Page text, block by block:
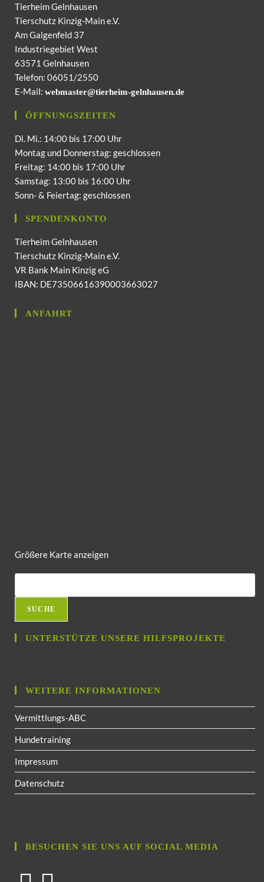
Tierheim Gelnhausen
Tierschutz Kinzig-Main e.V.
Am Galgenfeld 37
Industriegebiet West
63571 Gelnhausen
Telefon: 06051/2550
E-Mail: webmaster@tierheim-gelnhausen.de
ÖFFNUNGSZEITEN
Di. Mi.: 14:00 bis 17:00 Uhr
Montag und Donnerstag: geschlossen
Freitag: 14:00 bis 17:00 Uhr
Samstag: 13:00 bis 16:00 Uhr
Sonn- & Feiertag: geschlossen
SPENDENKONTO
Tierheim Gelnhausen
Tierschutz Kinzig-Main e.V.
VR Bank Main Kinzig eG
IBAN: DE73506616390003663027
ANFAHRT
Größere Karte anzeigen
SUCHE
UNTERSTÜTZE UNSERE HILFSPROJEKTE
WEITERE INFORMATIONEN
Vermittlungs-ABC
Hundetraining
Impressum
Datenschutz
BESUCHEN SIE UNS AUF SOCIAL MEDIA